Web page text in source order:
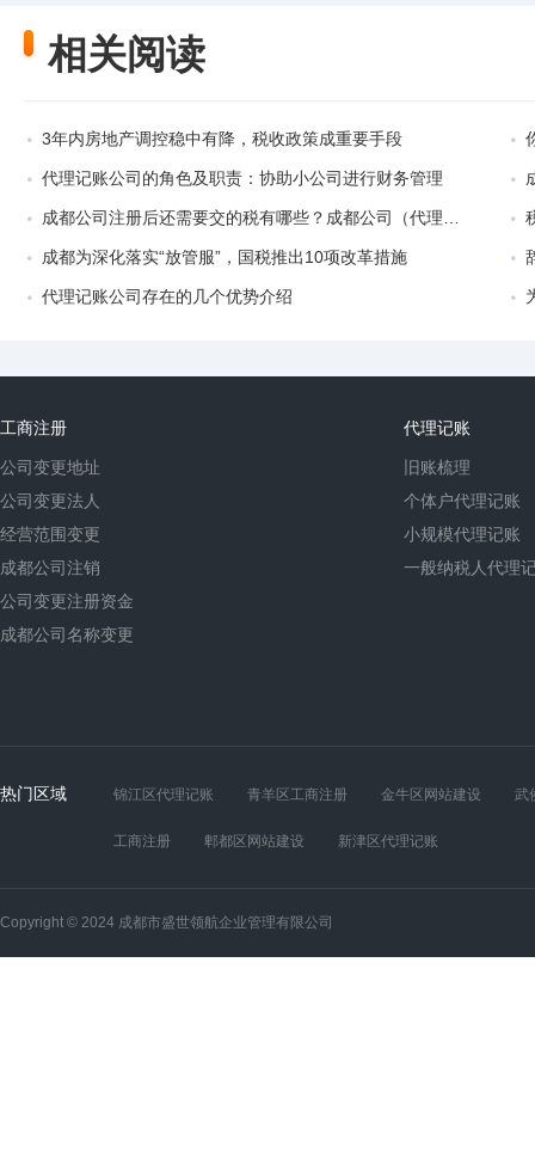
相关阅读
3年内房地产调控稳中有降，税收政策成重要手段
代理记账公司的角色及职责：协助小公司进行财务管理
成都公司注册后还需要交的税有哪些？成都公司（代理记账工作有风险吗）
成都为深化落实“放管服”，国税推出10项改革措施
代理记账公司存在的几个优势介绍
工商注册
公司变更地址
公司变更法人
经营范围变更
成都公司注销
公司变更注册资金
成都公司名称变更
代理记账
旧账梳理
个体户代理记账
小规模代理记账
一般纳税人代理
热门区域 锦江区代理记账 青羊区工商注册 金牛区网站建设 武
工商注册 郫都区网站建设 新津区代理记账
Copyright © 2024 成都市盛世领航企业管理有限公司